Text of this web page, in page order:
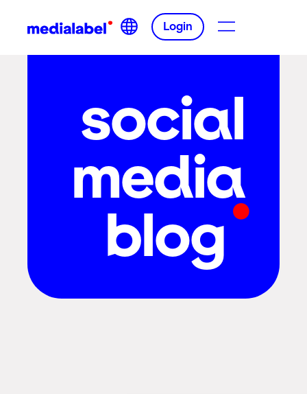
Login
social
media
blog